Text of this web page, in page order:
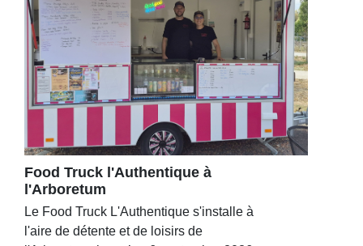
Food Truck l'Authentique à
l'Arboretum
Le Food Truck L'Authentique s'installe à
l'aire de détente et de loisirs de